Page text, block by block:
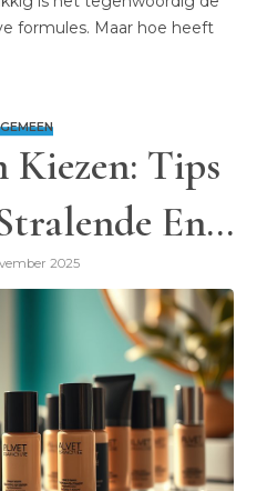
formules. Maar hoe heeft
Kiezen: Tips
En
Look
2025